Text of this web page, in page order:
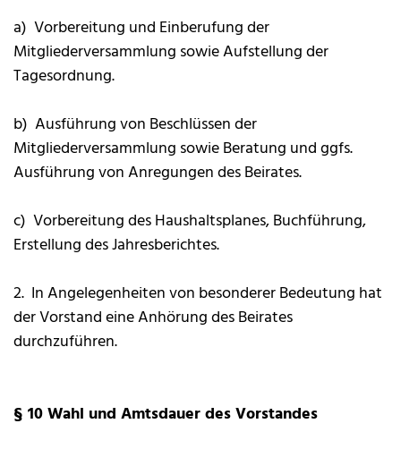
a) Vorbereitung und Einberufung der
Mitgliederversammlung sowie Aufstellung der
Tagesordnung.
b) Ausführung von Beschlüssen der
Mitgliederversammlung sowie Beratung und ggfs.
Ausführung von Anregungen des Beirates.
c) Vorbereitung des Haushaltsplanes, Buchführung,
Erstellung des Jahresberichtes.
2. In Angelegenheiten von besonderer Bedeutung hat
der Vorstand eine Anhörung des Beirates
durchzuführen.
§ 10 Wahl und Amtsdauer des Vorstandes